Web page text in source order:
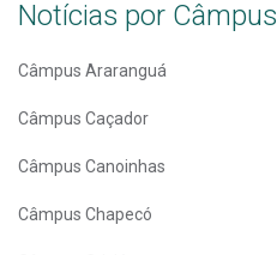
Notícias por Câmpus
Câmpus Araranguá
Câmpus Caçador
Câmpus Canoinhas
Câmpus Chapecó